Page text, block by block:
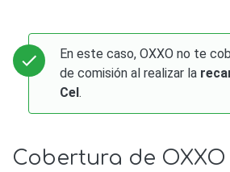
En este caso, OXXO no te
de comisión al realizar la
Cel.
Cobertura de OXXO